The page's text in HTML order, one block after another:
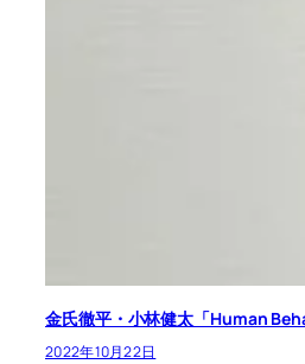
金氏徹平・小林健太「Human
2022年10月22日